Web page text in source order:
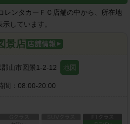
レンタカーＦＣ店舗の中から、所在地
しています。
景店
郡山市図景1-2-12 地図
間： 08:00-20:00